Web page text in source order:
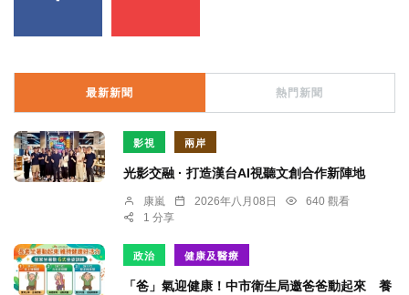
最新新聞 熱門新聞
影視 兩岸
光影交融 · 打造漢台AI視聽文創合作新陣地
康嵐 2026年八月08日
640 觀看
1 分享
政治 健康及醫療
「爸」氣迎健康！中市衛生局邀爸爸動起來 養